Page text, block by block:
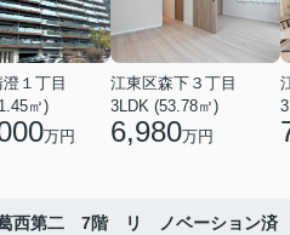
１丁目
㎡)
万円
江東区森下３丁目
3LDK (53.78㎡)
6,980万円
葛西第二 7階 リ ノベーション済